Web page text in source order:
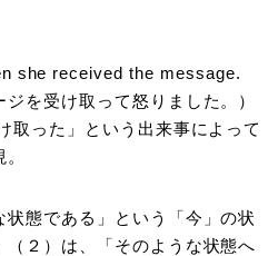
she received the message.
受け取って怒りました。）
た」という出来事によって
状態である」という「今」の状
２）は、「そのような状態へ